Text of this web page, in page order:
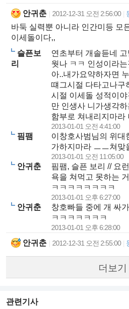
안귀춘 2012-12-31 오전 2:56:00
바둑 실력뿐 아니라 인간미등 모
이세돌이다,,
슬픈보
리
연초부터 개솔듣네
웟나 ㅋㅋ 인성이라
아..내가요약하자면
떄그시절 다타고나구
시절 이세돌 성적이
만 인생사 니가생각
함부로 쳐내리지마라
2013-01-01 오전 4:41:00
핌팸
이창호사범님의 위대
가하지마라 ㅡㅡ쳐맞
2013-01-01 오전 11:05:00
안귀춘
핌팸, 슬픈 보리 // 요
욕을 쳐먹고 못하는
ㅋㅋㅋㅋㅋㅋㅋㅋ
2013-01-01 오후 6:27:00
안귀춘
창호빠들 중에 개 싸
ㅋㅋㅋㅋㅋㅋㅋ
2013-01-01 오후 6:28:00
안귀춘 2012-12-31 오전 2:55:00
더보기
관련기사